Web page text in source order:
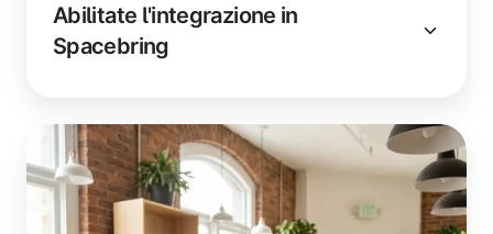
Abilitate l'integrazione in
Spacebring